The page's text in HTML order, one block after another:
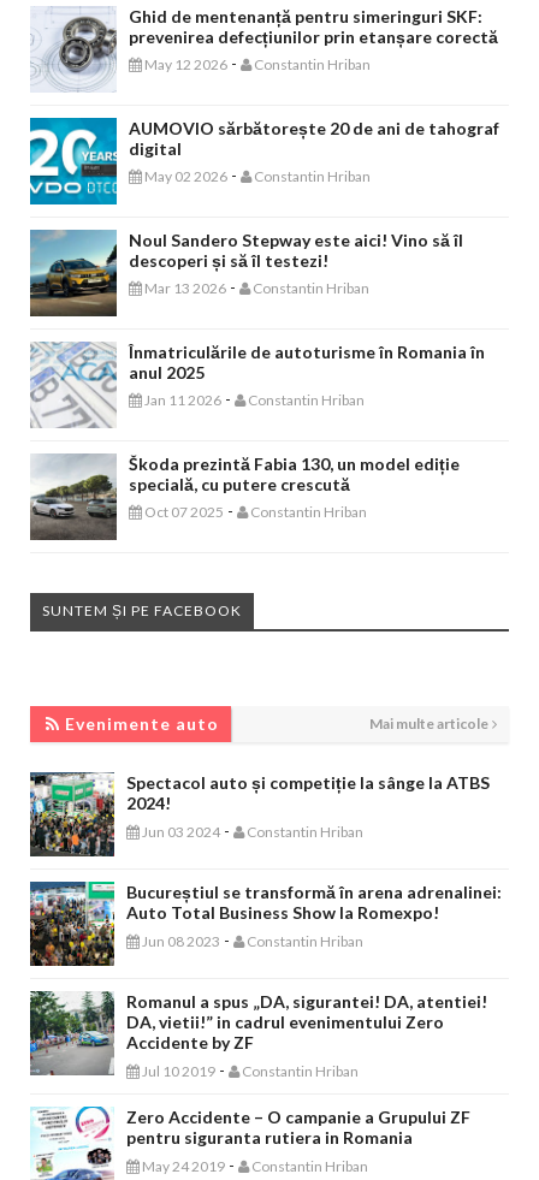
Ghid de mentenanță pentru simeringuri SKF:
prevenirea defecțiunilor prin etanșare corectă
May 12 2026 - Constantin Hriban
AUMOVIO sărbătorește 20 de ani de tahograf
digital
May 02 2026 - Constantin Hriban
Noul Sandero Stepway este aici! Vino să îl
descoperi și să îl testezi!
Mar 13 2026 - Constantin Hriban
Înmatriculările de autoturisme în Romania în
anul 2025
Jan 11 2026 - Constantin Hriban
Škoda prezintă Fabia 130, un model ediție
specială, cu putere crescută
Oct 07 2025 - Constantin Hriban
SUNTEM ȘI PE FACEBOOK
Evenimente auto Mai multe articole
Spectacol auto și competiție la sânge la ATBS
2024!
Jun 03 2024 - Constantin Hriban
Bucureștiul se transformă în arena adrenalinei:
Auto Total Business Show la Romexpo!
Jun 08 2023 - Constantin Hriban
Romanul a spus „DA, sigurantei! DA, atentiei!
DA, vietii!” in cadrul evenimentului Zero
Accidente by ZF
Jul 10 2019 - Constantin Hriban
Zero Accidente – O campanie a Grupului ZF
pentru siguranta rutiera in Romania
May 24 2019 - Constantin Hriban